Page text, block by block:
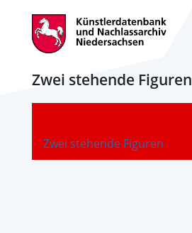
Zwei stehende Figuren
Zwei stehende Figuren